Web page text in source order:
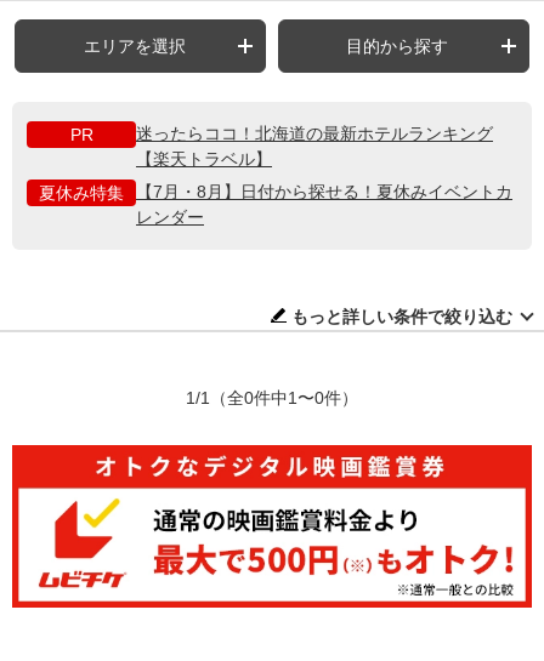
エリアを選択 目的から探す
PR
迷ったらココ！北海道の最新ホテルランキング
【楽天トラベル】
夏休み特集
【7月・8月】日付から探せる！夏休みイベントカ
レンダー
もっと詳しい条件で絞り込む
1/1 （全0件中1〜0件）